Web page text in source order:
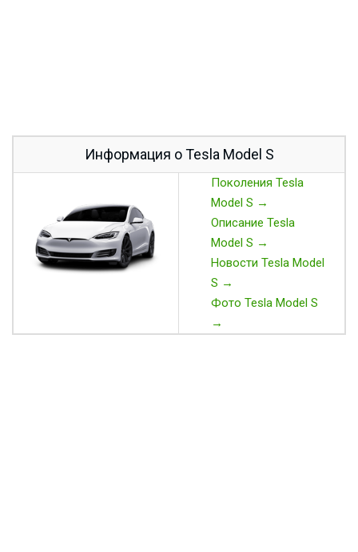
Информация о Tesla Model S
Поколения Tesla
Model S →
Описание Tesla
Model S →
Новости Tesla Model
S →
Фото Tesla Model S
→